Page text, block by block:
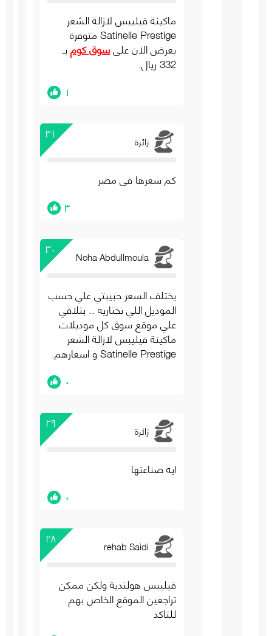
ماكينة فيليبس لازالة الشعر
Satinelle Prestige متوفرة
بعرض الان علىسوق كومبـ
332 ريال.
١
٣١ زائرة
كم سعرها فى مصر
٣
٣٠ Noha Abdullmoula
يختلف السعر حبيبتي علي حسب
الموديل اللي تختاريه .. بتلاقي
علي موقع سوق كل موديلات
ماكينة فيليبس لازالة الشعر
Satinelle Prestige و اسعارهم.
٠
٢٩ زائرة
ايه صناعتها
٠
٢٨ rehab Saidi
فيليبس هولندية ولكن ممكن
تراجعين الموقع الخاص بهم
للتاكد